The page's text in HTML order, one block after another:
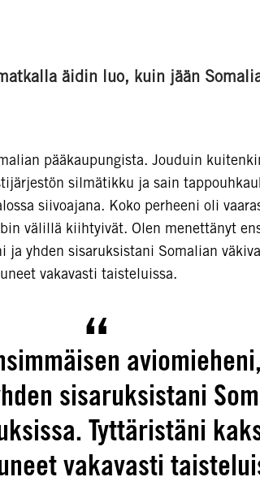
äidin luo, kuin jään
pääkaupungista. Jouduin
silmätikku ja sain
siivoajana. Koko perheeni oli
välillä kiihtyivät. Olen menettänyt
ja yhden sisaruksistani Somalian
vakavasti taisteluissa.
sisaruksistani
Tyttäristäni
vakavasti